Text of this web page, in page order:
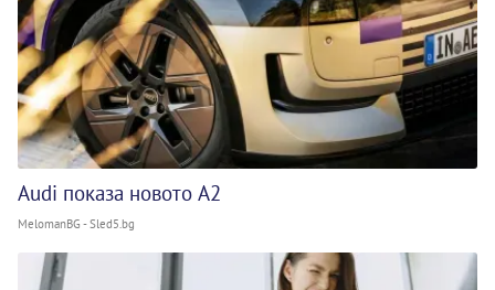
Audi показа новото A2
MelomanBG - Sled5.bg